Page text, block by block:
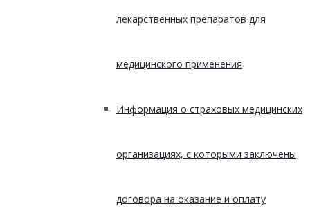
лекарственных препаратов для
медицинского применения
Информация о страховых медицинских
организациях, с которыми заключены
договора на оказание и оплату